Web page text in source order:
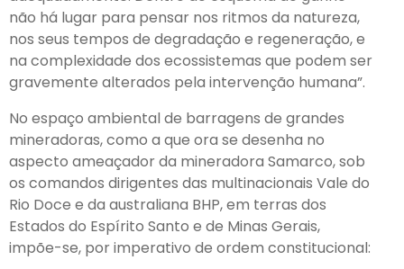
não há lugar para pensar nos ritmos da natureza,
nos seus tempos de degradação e regeneração, e
na complexidade dos ecossistemas que podem ser
gravemente alterados pela intervenção humana”.
No espaço ambiental de barragens de grandes
mineradoras, como a que ora se desenha no
aspecto ameaçador da mineradora Samarco, sob
os comandos dirigentes das multinacionais Vale do
Rio Doce e da australiana BHP, em terras dos
Estados do Espírito Santo e de Minas Gerais,
impõe-se, por imperativo de ordem constitucional: